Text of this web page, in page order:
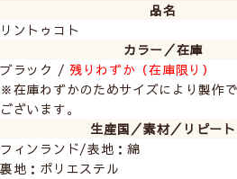
品名
リントゥコト
カラー／在庫
ブラック / 残りわずか（在庫限り）
※在庫わずかのためサイズにより製作
ございます。
生産国／素材／リピート
フィンランド/表地：綿
裏地：ポリエステル